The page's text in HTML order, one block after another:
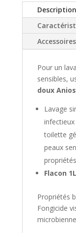
Description
Accessoires
Pour un
sensibles,
doux
Lavage
toilette
peaux
Flacon
Propriétés
Fongicide